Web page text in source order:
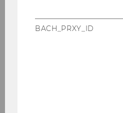
BACH_PRXY_ID